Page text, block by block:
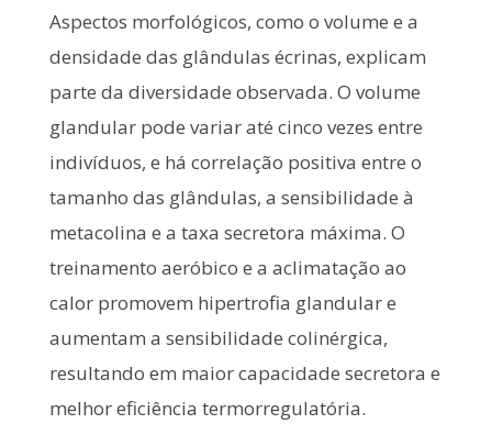
Aspectos morfológicos, como o volume e a
densidade das glândulas écrinas, explicam
parte da diversidade observada. O volume
glandular pode variar até cinco vezes entre
indivíduos, e há correlação positiva entre o
tamanho das glândulas, a sensibilidade à
metacolina e a taxa secretora máxima. O
treinamento aeróbico e a aclimatação ao
calor promovem hipertrofia glandular e
aumentam a sensibilidade colinérgica,
resultando em maior capacidade secretora e
melhor eficiência termorregulatória.